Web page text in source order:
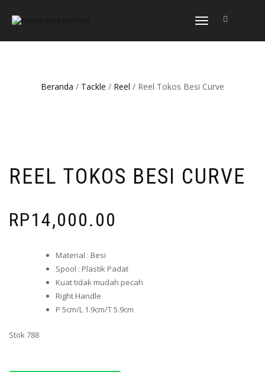
NAVIGASI
Beranda / Tackle / Reel / Reel Tokos Besi Curve
REEL TOKOS BESI CURVE
RP14,000.00
Material : Besi
Spool : Plastik Padat
Kuat tidak mudah pecah
Right Handle
P 5cm/L 1.9cm/T 5.9cm
Stok 788